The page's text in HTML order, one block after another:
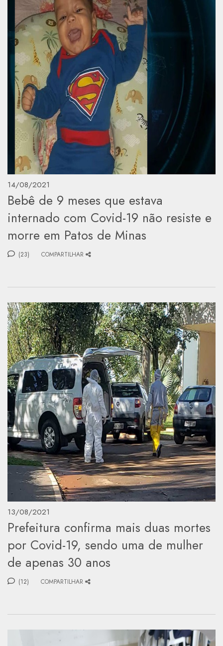
14/08/2021
Bebê de 9 meses que estava
internado com Covid-19 não resiste e
morre em Patos de Minas
(23) COMPARTILHAR
13/08/2021
Prefeitura confirma mais duas mortes
por Covid-19, sendo uma de mulher
de apenas 30 anos
(12) COMPARTILHAR